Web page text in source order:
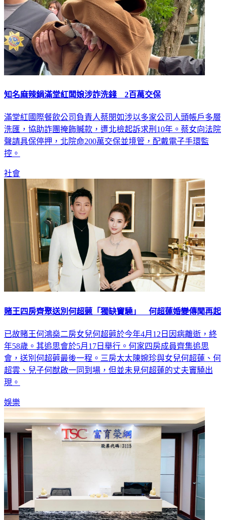
知名麻辣鍋滿堂紅闆娘涉詐洗錢 2百萬交保
滿堂紅國際餐飲公司負責人蔡閔如涉以多家公司人頭帳戶多層
洗匯，協助詐團掩飾贓款，遭北檢起訴求刑10年。蔡女向法院
聲請具保停押，北院命200萬交保並境管，配戴電子手環監
控。
社會
賭王四房齊聚送別何超蕸「獨缺竇驍」 何超蓮婚變傳聞再起
已故賭王何鴻燊二房女兒何超蕸於今年4月12日因病離逝，終
年58歲。其追思會於5月17日舉行。何家四房成員齊集追思
會，送別何超蕸最後一程。三房太太陳婉珍與女兒何超蓮、何
超雲、兒子何猷啟一同到場，但並未見何超蓮的丈夫竇驍出
現。
娛樂